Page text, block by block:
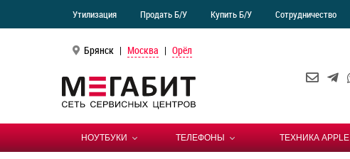
Утилизация Продать Б/У Купить Б/У Сотрудничество
Брянск | Москва | Орёл
НОУТБУКИ ТЕЛЕФОНЫ ТЕХНИКА APPLE